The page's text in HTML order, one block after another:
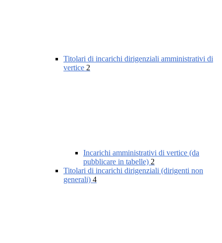
Titolari di incarichi dirigenziali amministrativi di
vertice 2
Incarichi amministrativi di vertice (da
pubblicare in tabelle) 2
Titolari di incarichi dirigenziali (dirigenti non
generali) 4